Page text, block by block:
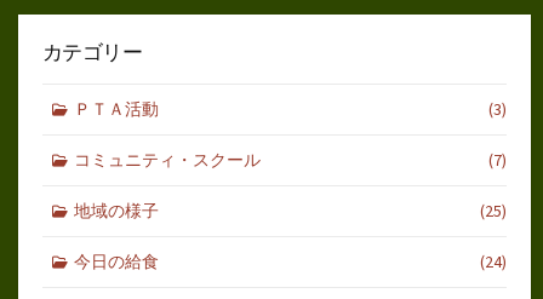
カテゴリー
ＰＴＡ活動 (3)
コミュニティ・スクール (7)
地域の様子 (25)
今日の給食 (24)